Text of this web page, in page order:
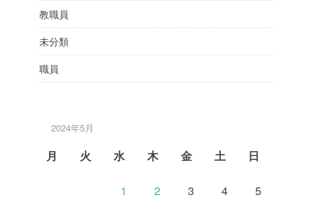
教職員
未分類
職員
2024年5月
月 火 水 木 金 土 日
1 2 3 4 5